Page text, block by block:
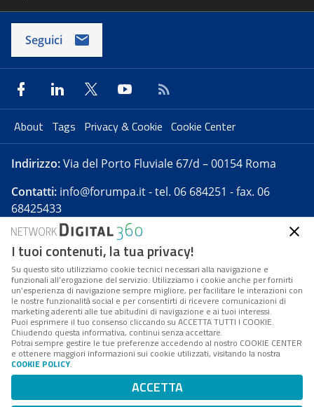
Seguici
About Tags Privacy & Cookie Cookie Center
Indirizzo:Via del Porto Fluviale 67/d – 00154 Roma
Contatti: info@forumpa.it- tel. 06 684251 - fax. 06
68425433
Forumpa.itè una pubblicazione telematica iscritta
presso Registro della stampa del Tribunale di Roma -
Reg. n. 182 del 2 maggio 2008 - Direttore resp. Michela
Stentella
FPA s.r.l. è società soggetta a Direzione e
Coordinamento da parte di Digital360 S.p.A. - FPA s.r.l.
è un'azienda certificata per il sistema di management
Codice Fiscale/Partita IVA n. 10693191008 - R.E.A. Roma
n. 1249791. ISP AWS
I tuoi contenuti, la tua privacy!
Su questo sito utilizziamo cookie tecnici necessari alla navigazione e
funzionali all’erogazione del servizio. Utilizziamo i cookie anche per fornirti
un’esperienza di navigazione sempre migliore, per facilitare le interazioni con
le nostre funzionalità social e per consentirti di ricevere comunicazioni di
marketing aderenti alle tue abitudini di navigazione e ai tuoi interessi.
Puoi esprimere il tuo consenso cliccando su ACCETTA TUTTI I COOKIE.
Chiudendo questa informativa, continui senza accettare.
Potrai sempre gestire le tue preferenze accedendo al nostro COOKIE CENTER
e ottenere maggiori informazioni sui cookie utilizzati, visitando la nostra
COOKIE POLICY.
ACCETTA